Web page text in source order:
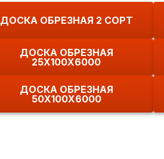
ДОСКА ОБРЕЗНАЯ 2 СОРТ
ДОСКА ОБРЕЗНАЯ
25Х100Х6000
ДОСКА ОБРЕЗНАЯ
50Х100Х6000